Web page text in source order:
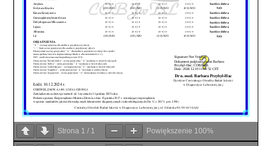
Strona 1 / 1 Powiększenie 100%